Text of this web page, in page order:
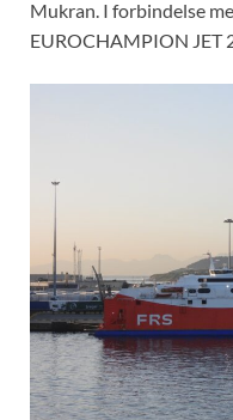
Mukran. I forbindelse
EUROCHAMPION JET